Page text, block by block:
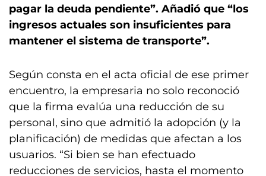
pagar la deuda pendiente”. Añadió que “los
ingresos actuales son insuficientes para
mantener el sistema de transporte”.
Según consta en el acta oficial de ese primer
encuentro, la empresaria no solo reconoció
que la firma evalúa una reducción de su
personal, sino que admitió la adopción (y la
planificación) de medidas que afectan a los
usuarios. “Si bien se han efectuado
reducciones de servicios, hasta el momento